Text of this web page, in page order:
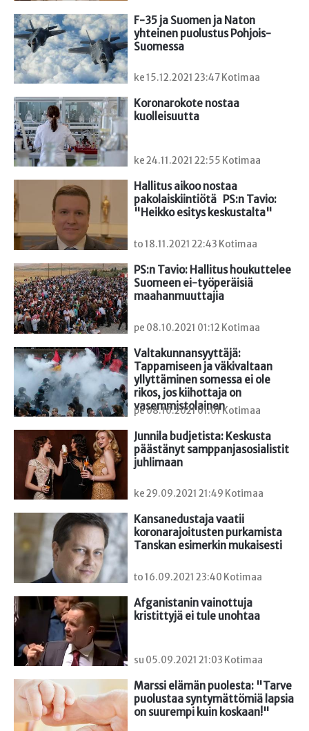
F-35 ja Suomen ja Naton
yhteinen puolustus Pohjois-
Suomessa
ke 15.12.2021 23:47 Kotimaa
Koronarokote nostaa
kuolleisuutta
ke 24.11.2021 22:55 Kotimaa
Hallitus aikoo nostaa
pakolaiskiintiötä   PS:n Tavio:
"Heikko esitys keskustalta"
to 18.11.2021 22:43 Kotimaa
PS:n Tavio: Hallitus houkuttelee
Suomeen ei-työperäisiä
maahanmuuttajia
pe 08.10.2021 01:12 Kotimaa
Valtakunnansyyttäjä:
Tappamiseen ja väkivaltaan
yllyttäminen somessa ei ole
rikos, jos kiihottaja on
vasemmistolainen
pe 08.10.2021 01:01 Kotimaa
Junnila budjetista: Keskusta
päästänyt samppanjasosialistit
juhlimaan
ke 29.09.2021 21:49 Kotimaa
Kansanedustaja vaatii
koronarajoitusten purkamista
Tanskan esimerkin mukaisesti
to 16.09.2021 23:40 Kotimaa
Afganistanin vainottuja
kristittyjä ei tule unohtaa
su 05.09.2021 21:03 Kotimaa
Marssi elämän puolesta: "Tarve
puolustaa syntymättömiä lapsia
on suurempi kuin koskaan!"